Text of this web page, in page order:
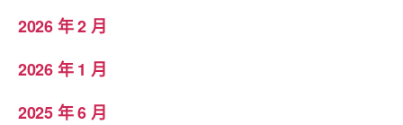
2026 年 2 月
2026 年 1 月
2025 年 6 月